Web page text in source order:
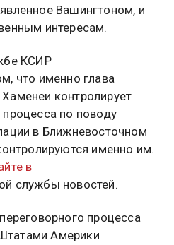
Вашингтоном, и
интересам.
КСИР
что именно глава
контролирует
по поводу
в Ближневосточном
именно им.
в
службы новостей.
процесса
Америки